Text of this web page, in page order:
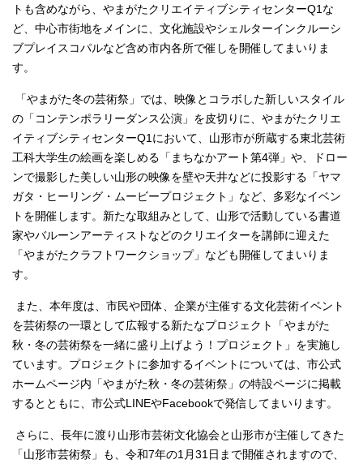
トも含めながら、やまがたクリエイティブシティセンターQ1な
ど、中心市街地をメインに、文化施設やシェルターインクルーシ
ブプレイスコパルなど含め市内各所で催しを開催してまいりま
す。
「やまがた冬の芸術祭」では、映像とコラボした新しいスタイル
の「コンテンポラリーダンス公演」を皮切りに、やまがたクリエ
イティブシティセンターQ1において、山形市が所蔵する東北芸術
工科大学生の絵画を楽しめる「まちなかアート第4弾」や、ドロー
ンで撮影した美しい山形の映像を壁や天井などに投影する「ヤマ
ガタ・ヒーリング・ムービープロジェクト」など、多彩なイベン
トを開催します。新たな取組みとして、山形で活動している書道
家やバルーンアーティストなどのクリエイターを講師に迎えた
「やまがたクラフトワークショップ」なども開催してまいりま
す。
また、本年度は、市民や団体、企業が主催する文化芸術イベント
を芸術祭の一環として広報する新たなプロジェクト「やまがた
秋・冬の芸術祭を一緒に盛り上げよう！プロジェクト」を実施し
ています。プロジェクトに参加するイベントについては、市公式
ホームページ内「やまがた秋・冬の芸術祭」の特設ページに掲載
するとともに、市公式LINEやFacebookで発信してまいります。
さらに、長年に渡り山形市芸術文化協会と山形市が主催してきた
「山形市芸術祭」も、令和7年の1月31日まで開催されますので、